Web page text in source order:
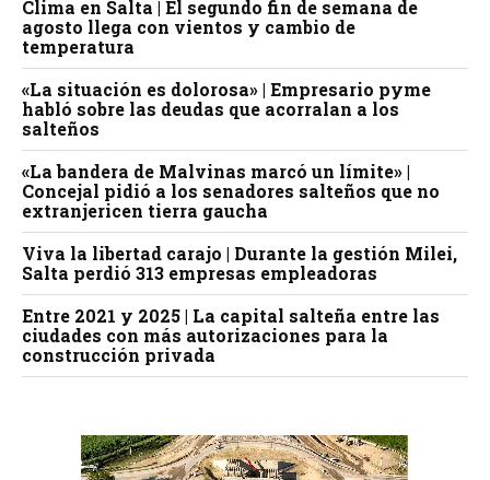
Clima en Salta | El segundo fin de semana de
agosto llega con vientos y cambio de
temperatura
«La situación es dolorosa» | Empresario pyme
habló sobre las deudas que acorralan a los
salteños
«La bandera de Malvinas marcó un límite» |
Concejal pidió a los senadores salteños que no
extranjericen tierra gaucha
Viva la libertad carajo | Durante la gestión Milei,
Salta perdió 313 empresas empleadoras
Entre 2021 y 2025 | La capital salteña entre las
ciudades con más autorizaciones para la
construcción privada